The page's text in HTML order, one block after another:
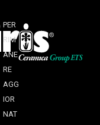
PER
RIM
ANE
RE
AGG
IOR
NAT